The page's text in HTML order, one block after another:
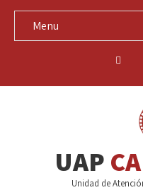
Menu
UAP
Unidad de